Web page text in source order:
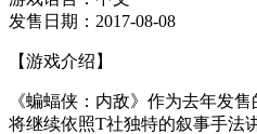
发售日期：2017-08-08
【游戏介绍】
《蝙蝠侠：内敌》作为去年发
将继续依照T社独特的叙事手法